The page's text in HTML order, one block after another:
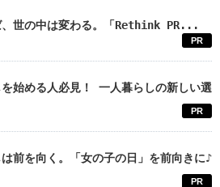
、世の中は変わる。「Rethink PR...
PR
を始める人必見！ 一人暮らしの新しい選
PR
前を向く。「女の子の日」を前向きに♪
PR